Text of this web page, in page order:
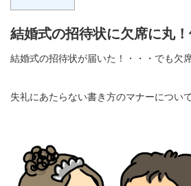
結婚式の招待状に欠席に丸
結婚式の招待状が届いた！・・・でも欠席
失礼にあたらない書き方のマナーについ